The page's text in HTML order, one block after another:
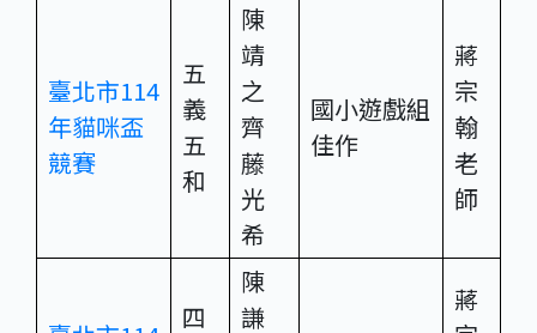
臺北市114
年貓咪盃
競賽
五
義
五
和
陳
靖
之
齊
藤
光
希
國小遊戲組
佳作
蔣
宗
翰
老
師
四
陳
謙
蔣